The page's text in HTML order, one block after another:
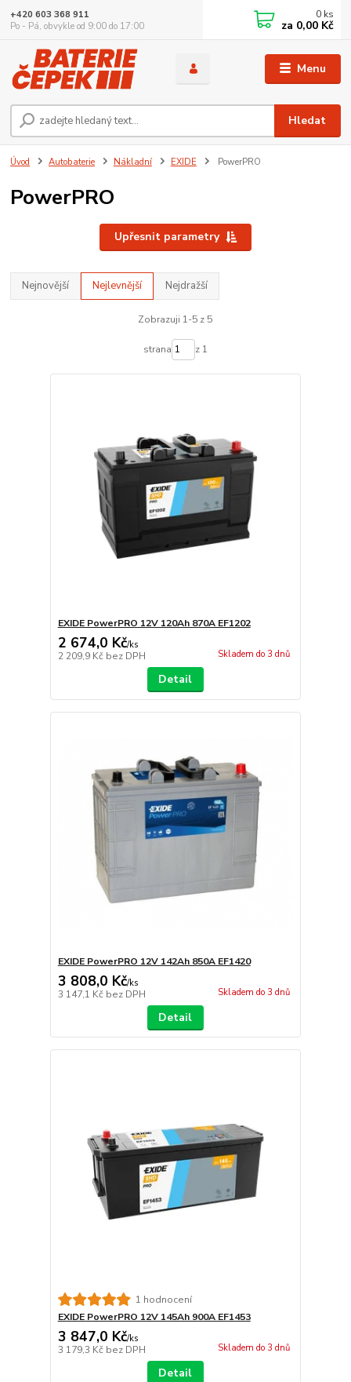
Menu
Hledat
+420 603 368 911
Po - Pá, obvykle od 9:00 do 17:00
0 ks
za 0,00 Kč
Úvod Autobaterie Nákladní EXIDE PowerPRO
PowerPRO
Upřesnit parametry
Nejnovější Nejlevnější Nejdražší
Zobrazuji 1-5 z 5
strana z 1
EXIDE PowerPRO 12V 120Ah 870A EF1202
2 674,0 Kč/ks
2 209,9 Kč bez DPH Skladem do 3 dnů
Detail
EXIDE PowerPRO 12V 142Ah 850A EF1420
3 808,0 Kč/ks
3 147,1 Kč bez DPH Skladem do 3 dnů
Detail
1 hodnocení
EXIDE PowerPRO 12V 145Ah 900A EF1453
3 847,0 Kč/ks
3 179,3 Kč bez DPH Skladem do 3 dnů
Detail